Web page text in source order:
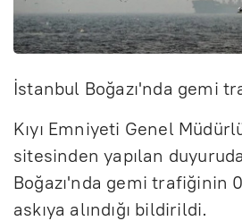
İstanbul Boğazı'nda gemi
Kıyı Emniyeti Genel
sitesinden yapılan
Boğazı'nda gemi trafiğinin
askıya alındığı bildirildi.